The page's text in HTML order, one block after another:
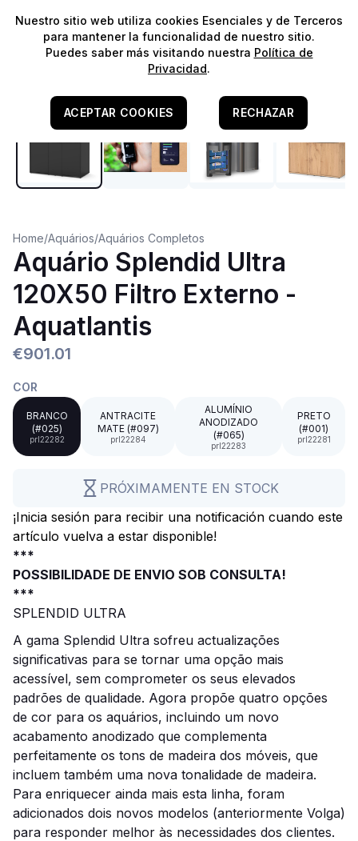
⭐️¡Envíos gratis para pedidos superiores a 60€!*⭐️
Home/Aquários/Aquários Completos
Aquário Splendid Ultra
120X50 Filtro Externo -
Aquatlantis
€901.01
COR
BRANCO
(#025)
prl22282
ANTRACITE
MATE (#097)
prl22284
ALUMÍNIO
ANODIZADO
(#065)
prl22283
PRETO
(#001)
prl22281
PRÓXIMAMENTE EN STOCK
¡Inicia sesión para recibir una notificación cuando este
artículo vuelva a estar disponible!
***
POSSIBILIDADE DE ENVIO SOB CONSULTA!
***
SPLENDID ULTRA
A gama Splendid Ultra sofreu actualizações
significativas para se tornar uma opção mais
acessível, sem comprometer os seus elevados
padrões de qualidade. Agora propõe quatro opções
de cor para os aquários, incluindo um novo
acabamento anodizado que complementa
perfeitamente os tons de madeira dos móveis, que
incluem também uma nova tonalidade de madeira.
Para enriquecer ainda mais esta linha, foram
adicionados dois novos modelos (anteriormente Volga)
para responder melhor às necessidades dos clientes.
Nuestro sitio web utiliza cookies Esenciales y de Terceros
para mantener la funcionalidad de nuestro sitio.
Puedes saber más visitando nuestra Política de
Privacidad.
ACEPTAR COOKIES RECHAZAR